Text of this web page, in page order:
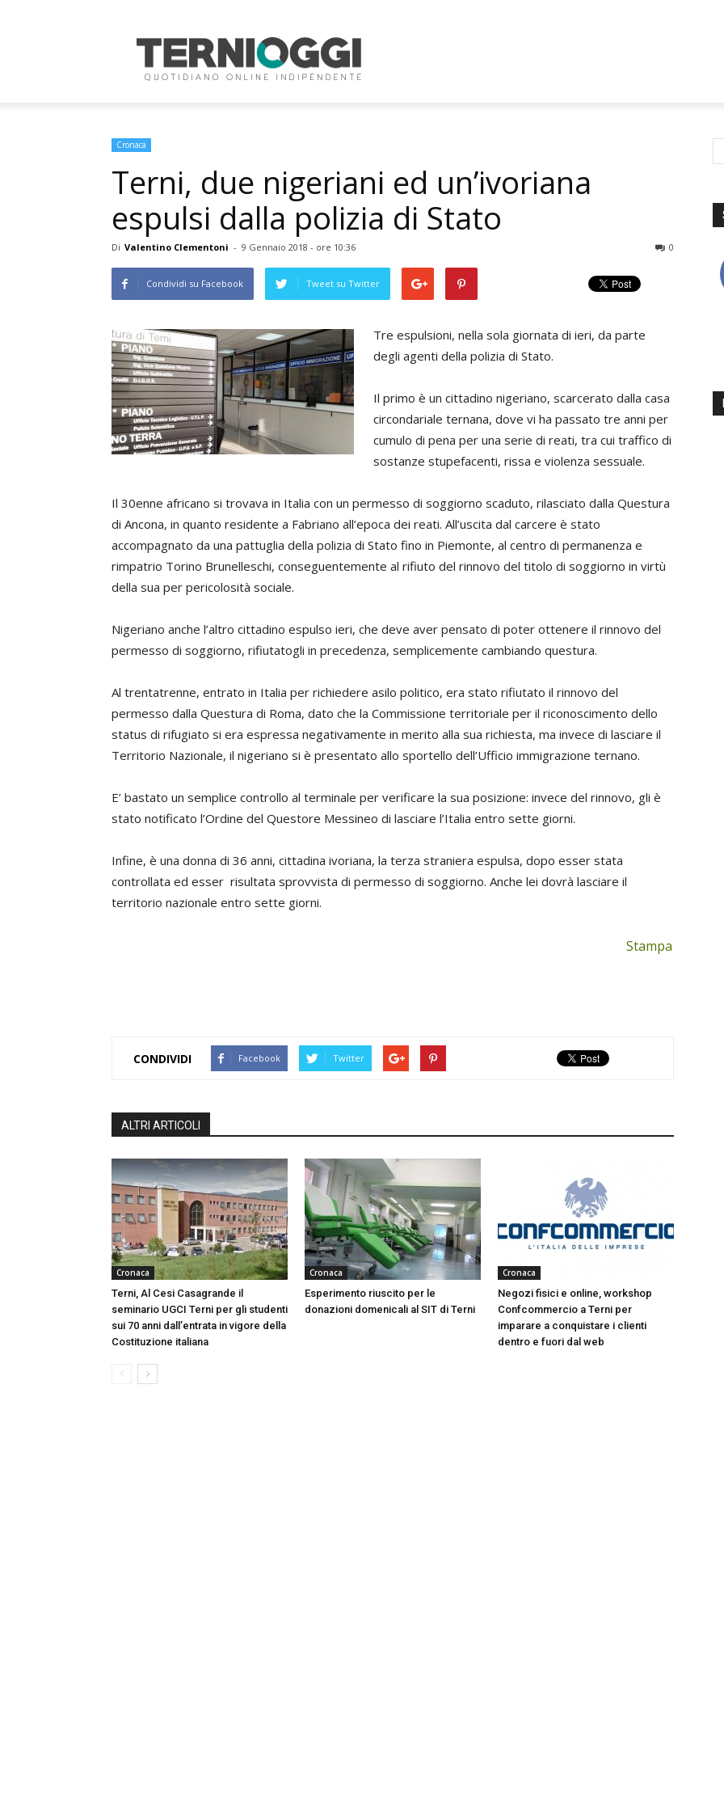
Oggi
Cronaca
Terni, due nigeriani ed un’ivoriana
espulsi dalla polizia di Stato
Di Valentino Clementoni - 9 Gennaio 2018 - ore 10:36 0
Condividi su Facebook Tweet su Twitter
Tre espulsioni, nella sola giornata di ieri, da parte
degli agenti della polizia di Stato.
Il primo è un cittadino nigeriano, scarcerato dalla casa
circondariale ternana, dove vi ha passato tre anni per
cumulo di pena per una serie di reati, tra cui traffico di
sostanze stupefacenti, rissa e violenza sessuale.
Il 30enne africano si trovava in Italia con un permesso di soggiorno scaduto, rilasciato dalla Questura
di Ancona, in quanto residente a Fabriano all’epoca dei reati. All’uscita dal carcere è stato
accompagnato da una pattuglia della polizia di Stato fino in Piemonte, al centro di permanenza e
rimpatrio Torino Brunelleschi, conseguentemente al rifiuto del rinnovo del titolo di soggiorno in virtù
della sua per pericolosità sociale.
Nigeriano anche l’altro cittadino espulso ieri, che deve aver pensato di poter ottenere il rinnovo del
permesso di soggiorno, rifiutatogli in precedenza, semplicemente cambiando questura.
Al trentatrenne, entrato in Italia per richiedere asilo politico, era stato rifiutato il rinnovo del
permesso dalla Questura di Roma, dato che la Commissione territoriale per il riconoscimento dello
status di rifugiato si era espressa negativamente in merito alla sua richiesta, ma invece di lasciare il
Territorio Nazionale, il nigeriano si è presentato allo sportello dell’Ufficio immigrazione ternano.
E’ bastato un semplice controllo al terminale per verificare la sua posizione: invece del rinnovo, gli è
stato notificato l’Ordine del Questore Messineo di lasciare l’Italia entro sette giorni.
Infine, è una donna di 36 anni, cittadina ivoriana, la terza straniera espulsa, dopo esser stata
controllata ed esser risultata sprovvista di permesso di soggiorno. Anche lei dovrà lasciare il
territorio nazionale entro sette giorni.
Stampa
CONDIVIDI Facebook Twitter
ALTRI ARTICOLI
Cronaca
Terni, Al Cesi Casagrande il
seminario UGCI Terni per gli studenti
sui 70 anni dall’entrata in vigore della
Costituzione italiana
Cronaca
Esperimento riuscito per le
donazioni domenicali al SIT di Terni
Cronaca
Negozi fisici e online, workshop
Confcommercio a Terni per
imparare a conquistare i clienti
dentro e fuori dal web